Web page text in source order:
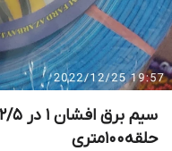
حلقه100متری